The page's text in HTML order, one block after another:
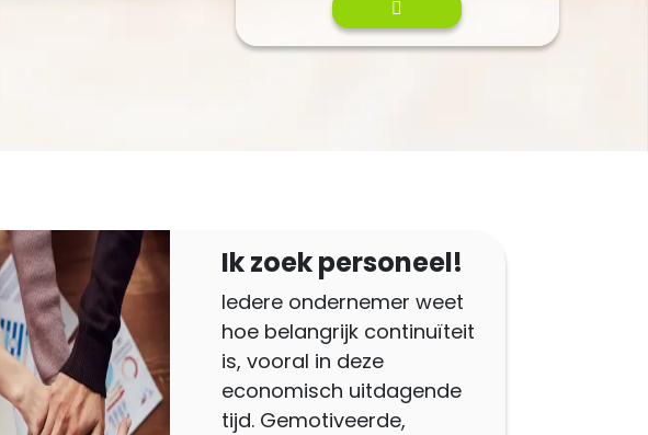
Ik zoek personeel!
Iedere ondernemer weet
hoe belangrijk continuïteit
is, vooral in deze
economisch uitdagende
tijd. Gemotiveerde,